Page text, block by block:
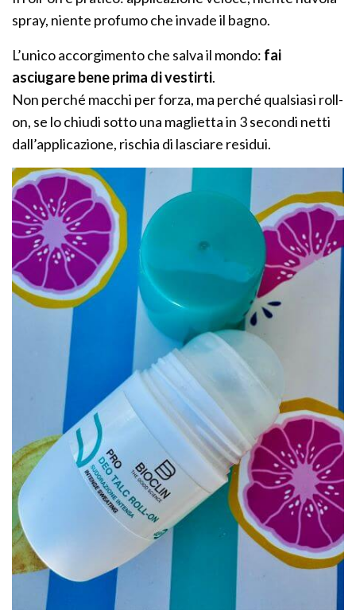
spray, niente profumo che invade il bagno.
L’unico accorgimento che salva il mondo: fai
asciugare bene prima di vestirti.
Non perché macchi per forza, ma perché qualsiasi roll-
on, se lo chiudi sotto una maglietta in 3 secondi netti
dall’applicazione, rischia di lasciare residui.